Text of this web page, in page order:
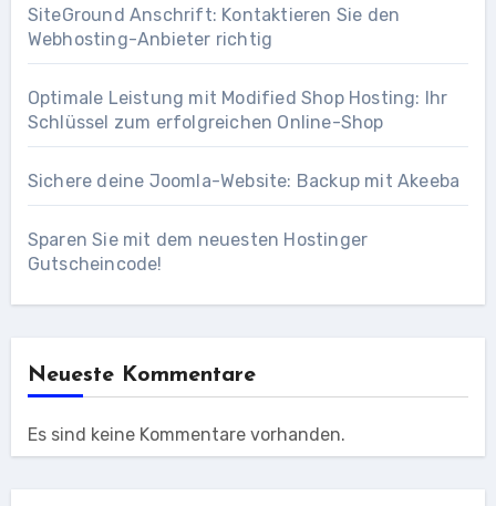
SiteGround Anschrift: Kontaktieren Sie den
Webhosting-Anbieter richtig
Optimale Leistung mit Modified Shop Hosting: Ihr
Schlüssel zum erfolgreichen Online-Shop
Sichere deine Joomla-Website: Backup mit Akeeba
Sparen Sie mit dem neuesten Hostinger
Gutscheincode!
Neueste Kommentare
Es sind keine Kommentare vorhanden.